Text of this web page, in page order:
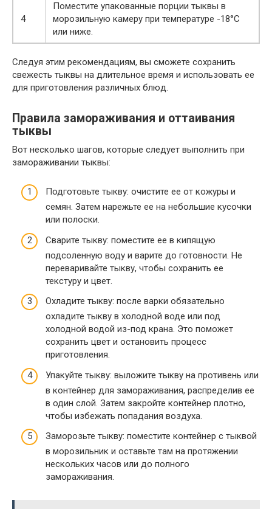
4
Поместите упакованные порции тыквы в
морозильную камеру при температуре -18°C
или ниже.
Следуя этим рекомендациям, вы сможете сохранить
свежесть тыквы на длительное время и использовать ее
для приготовления различных блюд.
Правила замораживания и оттаивания
тыквы
Вот несколько шагов, которые следует выполнить при
замораживании тыквы:
Подготовьте тыкву: очистите ее от кожуры и
семян. Затем нарежьте ее на небольшие кусочки
или полоски.
Сварите тыкву: поместите ее в кипящую
подсоленную воду и варите до готовности. Не
переваривайте тыкву, чтобы сохранить ее
текстуру и цвет.
Охладите тыкву: после варки обязательно
охладите тыкву в холодной воде или под
холодной водой из-под крана. Это поможет
сохранить цвет и остановить процесс
приготовления.
Упакуйте тыкву: выложите тыкву на противень или
в контейнер для замораживания, распределив ее
в один слой. Затем закройте контейнер плотно,
чтобы избежать попадания воздуха.
Заморозьте тыкву: поместите контейнер с тыквой
в морозильник и оставьте там на протяжении
нескольких часов или до полного
замораживания.